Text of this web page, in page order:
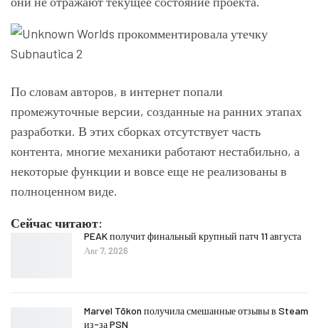
По словам авторов, в интернет попали
промежуточные версии, созданные на ранних этапах
разработки. В этих сборках отсутствует часть
контента, многие механики работают нестабильно, а
некоторые функции и вовсе еще не реализованы в
полноценном виде.
Сейчас читают:
PEAK получит финальный крупный патч 11 августа
Авг 7, 2026
Marvel Tōkon получила смешанные отзывы в Steam
из-за PSN